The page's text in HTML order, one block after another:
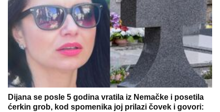
Dijana se posle 5 godina vratila iz Nemačke i posetila
ćerkin grob, kod spomenika joj prilazi čovek i govori: